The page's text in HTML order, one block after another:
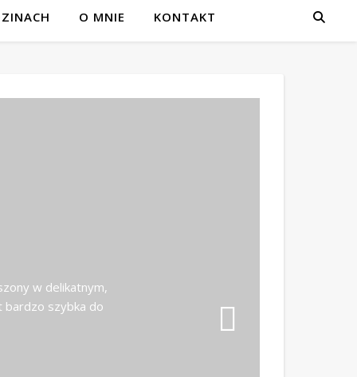
O MNIE KONTAKT
w delikatnym,
bardzo szybka do